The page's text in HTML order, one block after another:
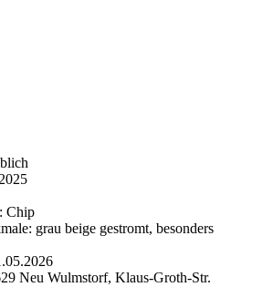
Chip
grau beige gestromt, besonders
Neu Wulmstorf, Klaus-Groth-Str.